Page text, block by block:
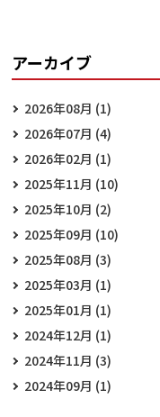
アーカイブ
2026年08月 (1)
2026年07月 (4)
2026年02月 (1)
2025年11月 (10)
2025年10月 (2)
2025年09月 (10)
2025年08月 (3)
2025年03月 (1)
2025年01月 (1)
2024年12月 (1)
2024年11月 (3)
2024年09月 (1)